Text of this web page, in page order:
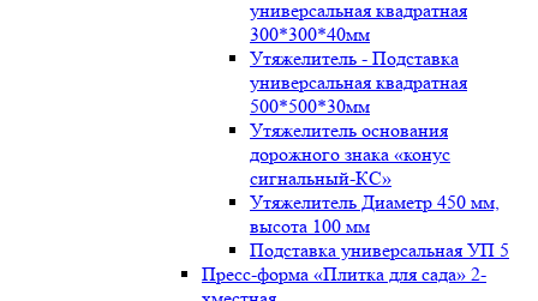
универсальная квадратная
300*300*40мм
Утяжелитель - Подставка
универсальная квадратная
500*500*30мм
Утяжелитель основания
дорожного знака «конус
сигнальный-КС»
Утяжелитель Диаметр 450 мм,
высота 100 мм
Подставка универсальная УП 5
Пресс-форма «Плитка для сада» 2-